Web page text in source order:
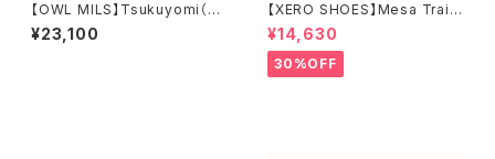
【OWL MILS】Tsukuyomi（R
D-003）
¥23,100
【XERO SHOES】Mesa Trail
WP (ブラック)
¥14,630
30%OFF